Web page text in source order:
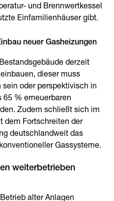
und Brennwertkessel
Einfamilienhäuser gibt.
neuer Gasheizungen
derzeit
dieser muss
oder perspektivisch in
% erneuerbaren
Zudem schließt sich im
dem Fortschreiten der
deutschlandweit das
Gassysteme.
weiterbetrieben
alter Anlagen